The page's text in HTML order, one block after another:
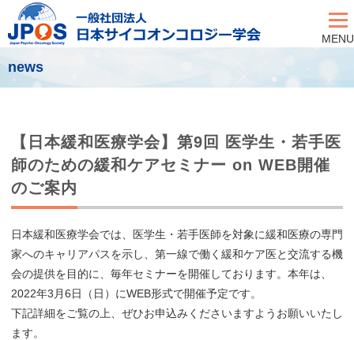
MENU
news
【日本緩和医療学会】第9回 医学生・若手医
師のための緩和ケアセミナー on WEB開催
のご案内
日本緩和医療学会では、医学生・若手医師を対象に緩和医療の専門
家へのキャリアパスを示し、第一線で働く緩和ケア医と交流する機
会の提供を目的に、毎年セミナーを開催しております。本年は、
2022年3月6日（日）にWEB形式で開催予定です。
下記詳細をご覧の上、ぜひお申込みくださいますようお願いいたし
ます。